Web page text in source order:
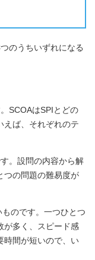
のうちいずれになる
SCOAはSPIとどの
えば、それぞれのテ
。設問の内容から解
つの問題の難易度が
のです。一つひとつ
が多く、スピード感
時間が短いので、い